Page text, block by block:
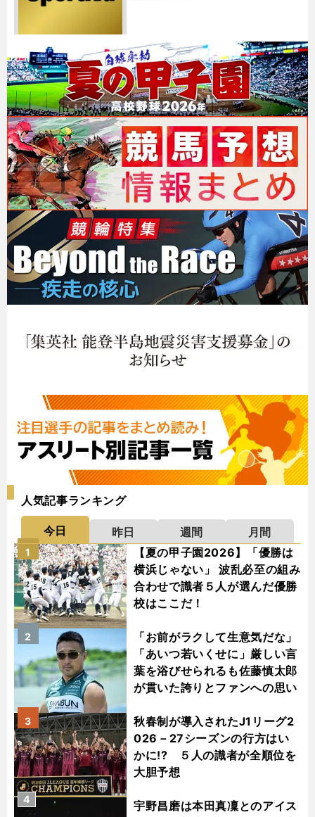
人気記事ランキング
今日 昨日 週間
月間
【夏の甲子園2026】「優勝は
横浜じゃない」 波乱必至の組み
合わせで識者５人が選んだ優勝
校はここだ！
1
「お前がラクして生意気だな」
「あいつ若いくせに」厳しい言
葉を浴びせられるも佐藤慎太郎
が貫いた誇りとファンへの思い
2
秋春制が導入されたJ1リーグ2
026－27シーズンの行方はい
かに!? ５人の識者が全順位を
大胆予想
3
宇野昌磨は本田真凜とのアイス
4